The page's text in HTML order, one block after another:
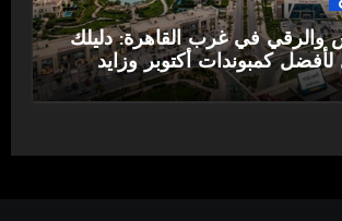
والرقي في غرب القاهرة: دليلك
لأفضل كمبوندات أكتوبر وزايد